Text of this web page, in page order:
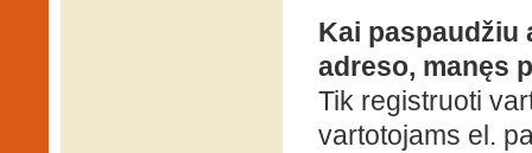
Kai
adreso, manęs
Tik registruoti
vartotojams el.